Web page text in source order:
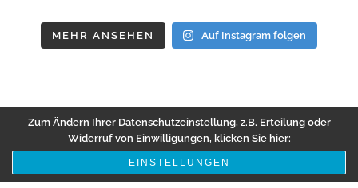
MEHR ANSEHEN Auf Instagram folgen
Zum Ändern Ihrer Datenschutzeinstellung, z.B. Erteilung oder
Widerruf von Einwilligungen, klicken Sie hier:
EINSTELLUNGEN